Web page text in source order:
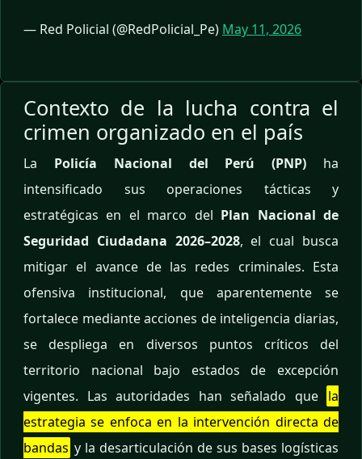
— Red Policial (@RedPolicial_Pe) May 11, 2026
Contexto de la lucha contra el
crimen organizado en el país
La Policía Nacional del Perú (PNP) ha
intensificado sus operaciones tácticas y
estratégicas en el marco del Plan Nacional de
Seguridad Ciudadana 2026–2028, el cual busca
mitigar el avance de las redes criminales. Esta
ofensiva institucional, que aparentemente se
fortalece mediante acciones de inteligencia diarias,
se despliega en diversos puntos críticos del
territorio nacional bajo estados de excepción
vigentes. Las autoridades han señalado que la
estrategia se enfoca en la intervención directa de
bandas y la desarticulación de sus bases logísticas